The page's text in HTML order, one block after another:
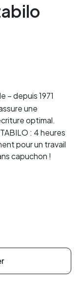
– depuis 1971
une
optimal.
: 4 heures
pour un travail
capuchon !